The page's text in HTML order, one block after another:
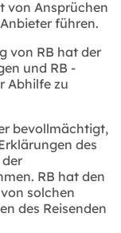
von Ansprüchen
führen.
von RB hat der
und RB -
Abhilfe zu
bevollmächtigt,
des
RB hat den
solchen
des Reisenden